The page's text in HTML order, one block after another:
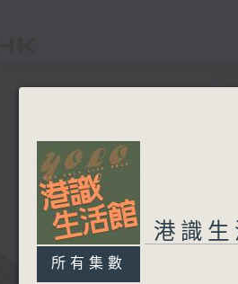
所有集數
港識生